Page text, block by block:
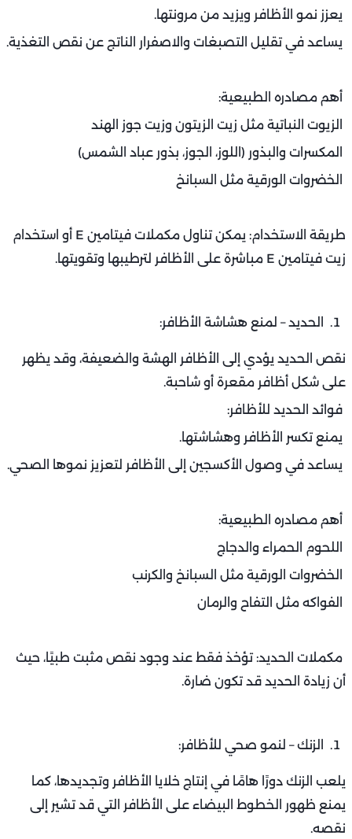
يعزز نمو الأظافر ويزيد من مرونتها.
يساعد في تقليل التصبغات والاصفرار الناتج عن نقص التغذية.
أهم مصادره الطبيعية:
الزيوت النباتية مثل زيت الزيتون وزيت جوز الهند
المكسرات والبذور (اللوز، الجوز، بذور عباد الشمس)
الخضروات الورقية مثل السبانخ
طريقة الاستخدام: يمكن تناول مكملات فيتامين E أو استخدام
زيت فيتامين E مباشرة على الأظافر لترطيبها وتقويتها.
الحديد – لمنع هشاشة الأظافر:
نقص الحديد يؤدي إلى الأظافر الهشة والضعيفة، وقد يظهر
على شكل أظافر مقعرة أو شاحبة.
فوائد الحديد للأظافر:
يمنع تكسر الأظافر وهشاشتها.
يساعد في وصول الأكسجين إلى الأظافر لتعزيز نموها الصحي.
أهم مصادره الطبيعية:
اللحوم الحمراء والدجاج
الخضروات الورقية مثل السبانخ والكرنب
الفواكه مثل التفاح والرمان
مكملات الحديد: تؤخذ فقط عند وجود نقص مثبت طبيًا، حيث
أن زيادة الحديد قد تكون ضارة.
الزنك – لنمو صحي للأظافر:
يلعب الزنك دورًا هامًا في إنتاج خلايا الأظافر وتجديدها، كما
يمنع ظهور الخطوط البيضاء على الأظافر التي قد تشير إلى
نقصه.